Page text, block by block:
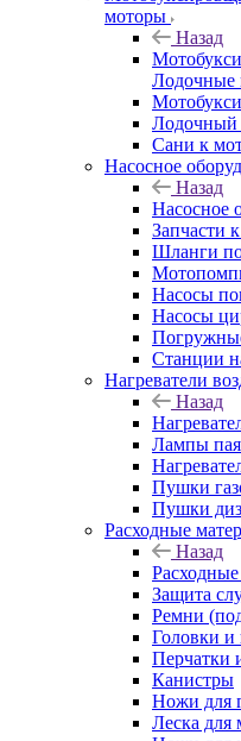
моторы
Назад
Лодочные
Лодочный
Сани к
Насосное
Назад
Насосное
Запчасти
Шланги
Насосы
Насосы
Станции
Нагреватели
Назад
Лампы
Пушки
Пушки
Расходные
Назад
Защита
Ремни
Головки и
Перчатки
Канистры
Ножи для
Леска для